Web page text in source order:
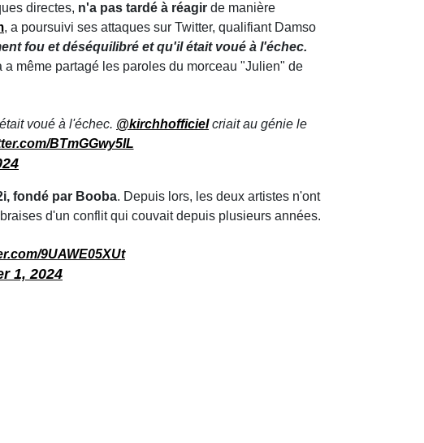
directes, n'a pas tardé à réagir de manière
, a poursuivi ses attaques sur Twitter, qualifiant Damso
fou et déséquilibré et qu'il était voué à l'échec.
a même partagé les paroles du morceau "Julien" de
voué à l'échec. @kirchhofficielcriait au génie le
BTmGGwy5IL
fondé par Booba. Depuis lors, les deux artistes n'ont
d'un conflit qui couvait depuis plusieurs années.
9UAWE05XUt
1, 2024